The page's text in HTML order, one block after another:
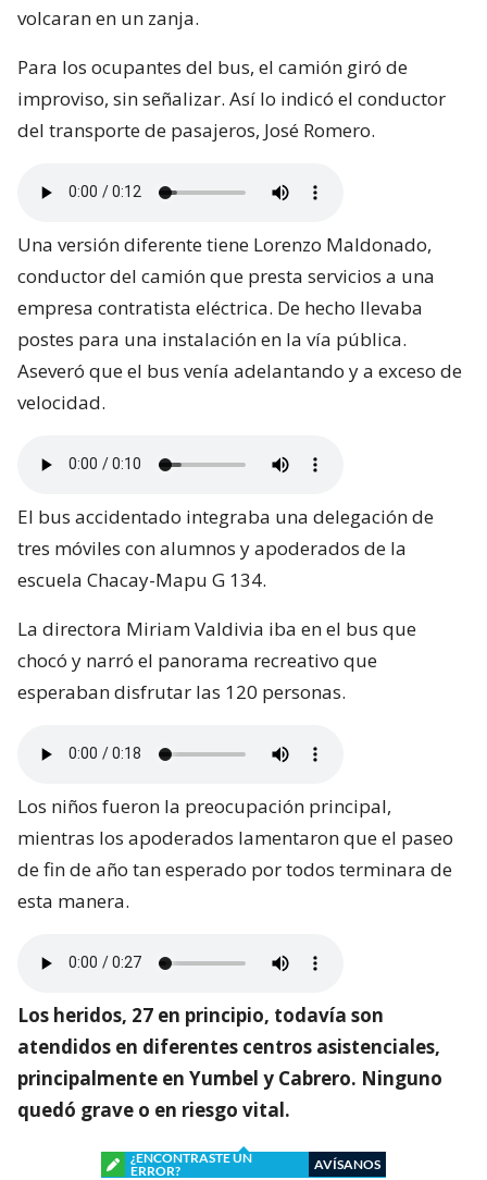
volcaran en un zanja.
Para los ocupantes del bus, el camión giró de
improviso, sin señalizar. Así lo indicó el conductor
del transporte de pasajeros, José Romero.
Una versión diferente tiene Lorenzo Maldonado,
conductor del camión que presta servicios a una
empresa contratista eléctrica. De hecho llevaba
postes para una instalación en la vía pública.
Aseveró que el bus venía adelantando y a exceso de
velocidad.
El bus accidentado integraba una delegación de
tres móviles con alumnos y apoderados de la
escuela Chacay-Mapu G 134.
La directora Miriam Valdivia iba en el bus que
chocó y narró el panorama recreativo que
esperaban disfrutar las 120 personas.
Los niños fueron la preocupación principal,
mientras los apoderados lamentaron que el paseo
de fin de año tan esperado por todos terminara de
esta manera.
Los heridos, 27 en principio, todavía son
atendidos en diferentes centros asistenciales,
principalmente en Yumbel y Cabrero. Ninguno
quedó grave o en riesgo vital.
¿ENCONTRASTE UN
ERROR?
AVÍSANOS